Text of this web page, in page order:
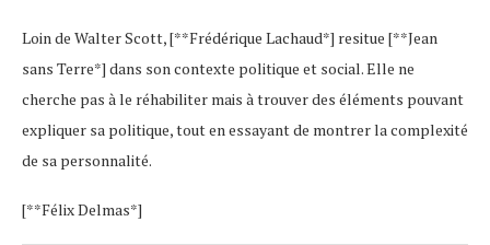
Loin de Walter Scott, [**Frédérique Lachaud*] resitue [**Jean
sans Terre*] dans son contexte politique et social. Elle ne
cherche pas à le réhabiliter mais à trouver des éléments pouvant
expliquer sa politique, tout en essayant de montrer la complexité
de sa personnalité.
[**Félix Delmas*]